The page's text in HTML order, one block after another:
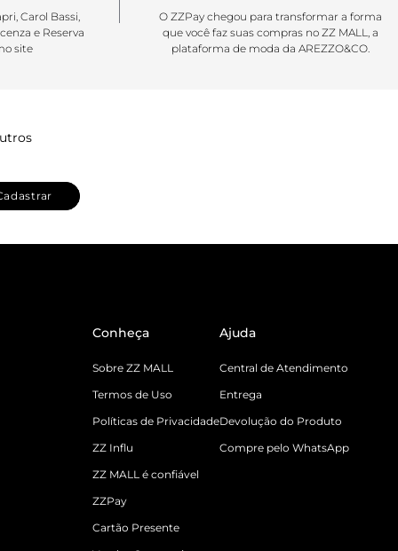
Carol Bassi,
e Reserva
site
O ZZPay chegou para transformar a forma
que você faz suas compras no ZZ MALL, a
plataforma de moda da AREZZO&CO.
Conheça
Sobre ZZ MALL
Termos de Uso
Políticas de Privacidade
ZZ Influ
ZZ MALL é confiável
ZZPay
Cartão Presente
Ajuda
Central de Atendimento
Entrega
Devolução do Produto
Compre pelo WhatsApp